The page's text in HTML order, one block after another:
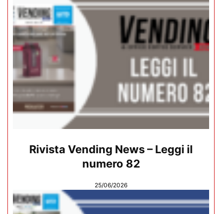
Rivista Vending News – Leggi il
numero 82
25/06/2026